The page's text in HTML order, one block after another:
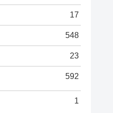
17
548
23
592
1